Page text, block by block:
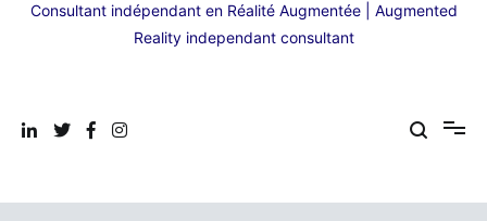
Consultant indépendant en Réalité Augmentée | Augmented
Reality independant consultant